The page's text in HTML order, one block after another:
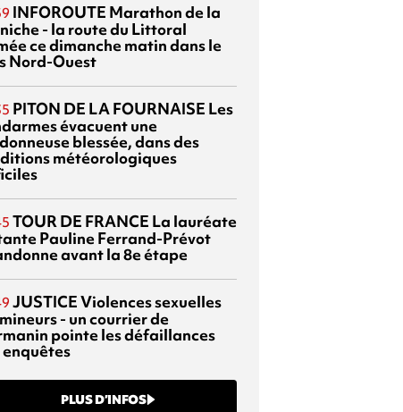
INFOROUTE Marathon de la
- la route du Littoral
ce dimanche matin dans le
Nord-Ouest
PITON DE LA FOURNAISE Les
évacuent une
blessée, dans des
météorologiques
TOUR DE FRANCE La lauréate
Pauline Ferrand-Prévot
avant la 8e étape
JUSTICEViolences sexuelles
- un courrier de
pointe les défaillances
enquêtes
PLUS D’INFOS